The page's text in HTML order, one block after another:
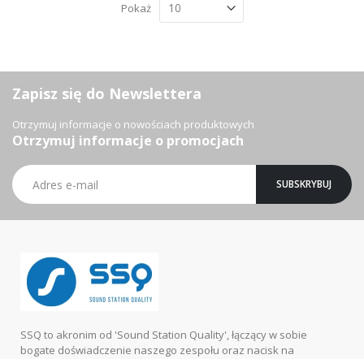
Pokaż
Zapisz się do Newslettera
Otrzymuj informacje o nowościach produktowych
Otrzymuj informacje o promocjach
Subskrybuj
nasz
newsletter:
SUBSKRYBUJ
SSQ to akronim od 'Sound Station Quality', łączący w sobie
bogate doświadczenie naszego zespołu oraz nacisk na